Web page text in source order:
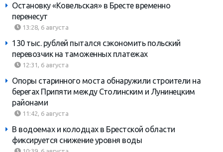
Остановку «Ковельская» в Бресте временно
перенесут
13:28, 6 августа
130 тыс. рублей пытался сэкономить польский
перевозчик на таможенных платежах
12:31, 6 августа
Опоры старинного моста обнаружили строители на
берегах Припяти между Столинским и Лунинецким
районами
11:42, 6 августа
В водоемах и колодцах в Брестской области
фиксируется снижение уровня воды